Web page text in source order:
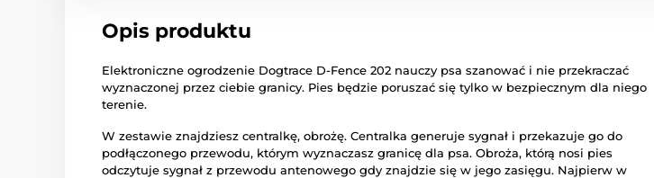
Opis produktu
Elektroniczne ogrodzenie Dogtrace D-Fence 202 nauczy psa szanować i nie przekraczać
wyznaczonej przez ciebie granicy. Pies będzie poruszać się tylko w bezpiecznym dla niego
terenie.
W zestawie znajdziesz centralkę, obrożę. Centralka generuje sygnał i przekazuje go do
podłączonego przewodu, którym wyznaczasz granicę dla psa. Obroża, którą nosi pies
odczytuje sygnał z przewodu antenowego gdy znajdzie się w jego zasięgu. Najpierw w